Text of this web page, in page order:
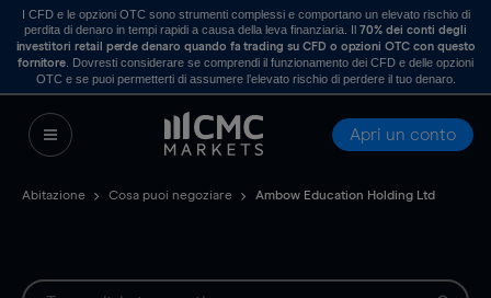
I CFD e le opzioni OTC sono strumenti complessi e comportano un elevato rischio di
perdita di denaro in tempi rapidi a causa della leva finanziaria. Il70% dei conti degli
investitori retail perde denaro quando fa trading su CFD o opzioni OTC con questo
fornitore . Dovresti considerare se comprendi il funzionamento dei CFD e delle opzioni
OTC e se puoi permetterti di assumere l’elevato rischio di perdere il tuo denaro.
Apri un conto
Abitazione Cosa puoi negoziare Ambow Education Holding Ltd